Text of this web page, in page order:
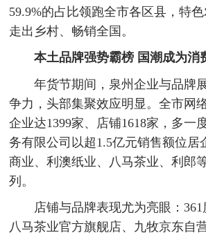
59.9%的占比领跑全市各区县，特
走出乡村、畅销全国。
本土品牌强势霸榜 国潮成为消
年货节期间，泉州企业与品牌
争力，头部集聚效应明显。全市网
企业达1399家、店铺1618家，多一
务有限公司以超1.5亿元销售额位居
商业、利澳纸业、八马茶业、利郎
列。
店铺与品牌表现尤为亮眼：361
八马茶业官方旗舰店、九牧京东自